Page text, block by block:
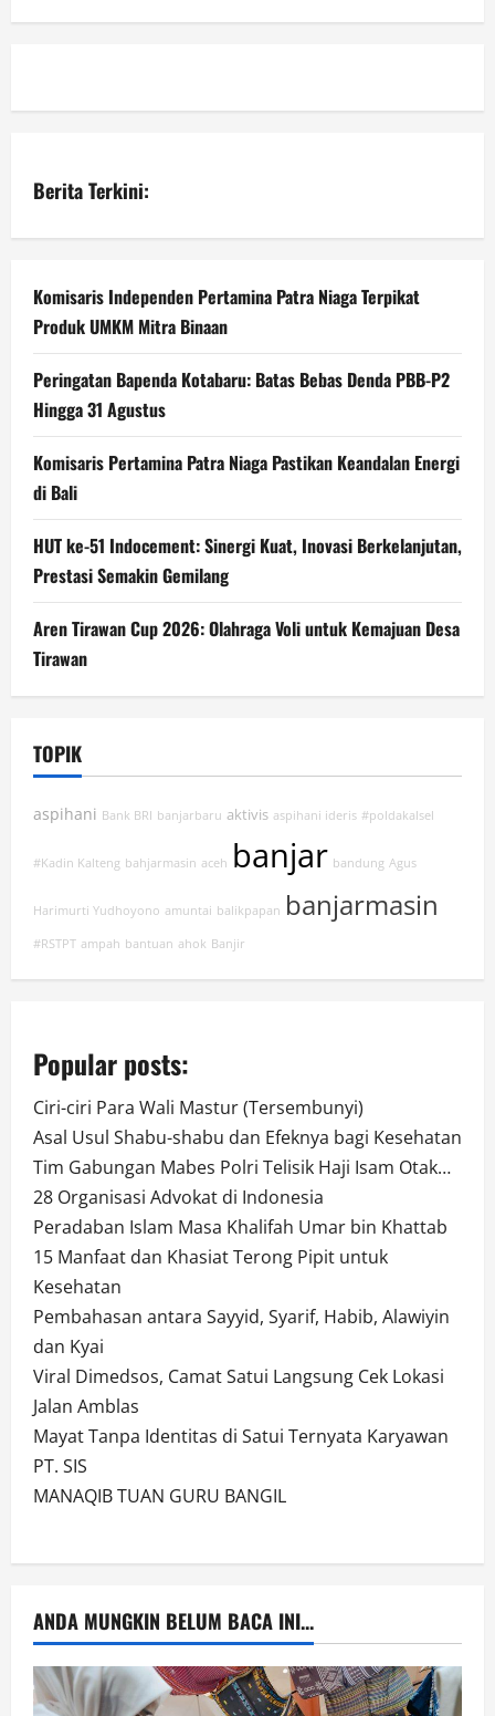
Berita Terkini:
Komisaris Independen Pertamina Patra Niaga Terpikat
Produk UMKM Mitra Binaan
Peringatan Bapenda Kotabaru: Batas Bebas Denda PBB-P2
Hingga 31 Agustus
Komisaris Pertamina Patra Niaga Pastikan Keandalan Energi
di Bali
HUT ke-51 Indocement: Sinergi Kuat, Inovasi Berkelanjutan,
Prestasi Semakin Gemilang
Aren Tirawan Cup 2026: Olahraga Voli untuk Kemajuan Desa
Tirawan
TOPIK
aspihani Bank BRI banjarbaru aktivis aspihani ideris #poldakalsel
#Kadin Kalteng bahjarmasin aceh banjar bandung Agus
Harimurti Yudhoyono amuntai balikpapan banjarmasin
#RSTPT ampah bantuan ahok Banjir
Popular posts:
Ciri-ciri Para Wali Mastur (Tersembunyi)
Asal Usul Shabu-shabu dan Efeknya bagi Kesehatan
Tim Gabungan Mabes Polri Telisik Haji Isam Otak…
28 Organisasi Advokat di Indonesia
Peradaban Islam Masa Khalifah Umar bin Khattab
15 Manfaat dan Khasiat Terong Pipit untuk
Kesehatan
Pembahasan antara Sayyid, Syarif, Habib, Alawiyin
dan Kyai
Viral Dimedsos, Camat Satui Langsung Cek Lokasi
Jalan Amblas
Mayat Tanpa Identitas di Satui Ternyata Karyawan
PT. SIS
MANAQIB TUAN GURU BANGIL
ANDA MUNGKIN BELUM BACA INI...